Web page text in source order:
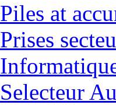
Piles at
Prises
Selecteur